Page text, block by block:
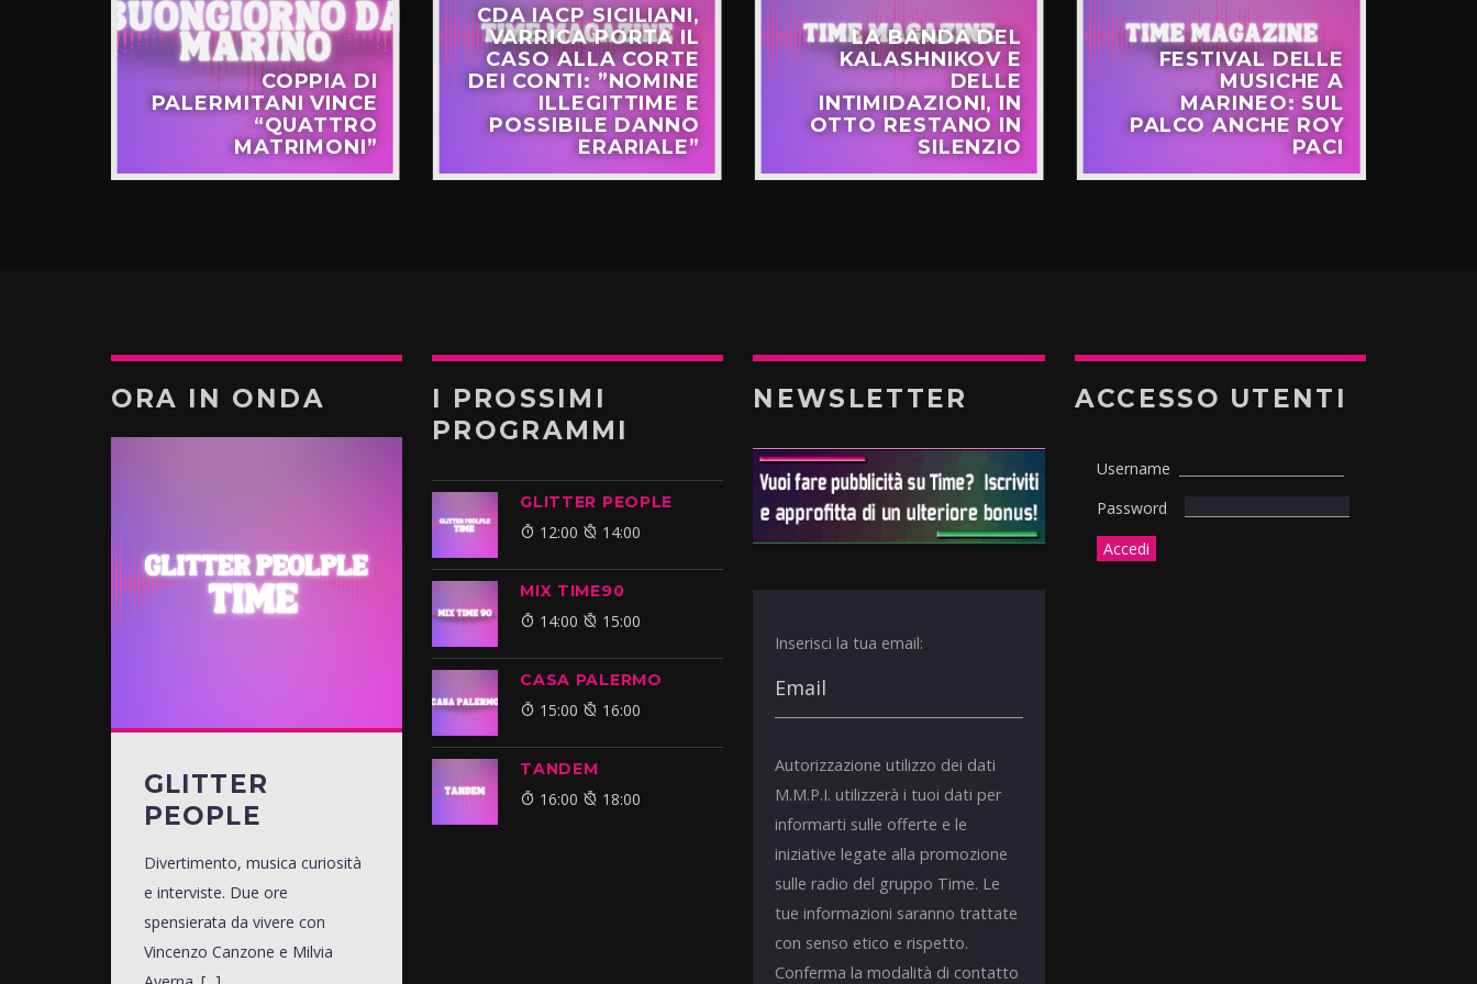
COPPIA DI
PALERMITANI VINCE
“QUATTRO
MATRIMONI”
CDA IACP SICILIANI,
VARRICA PORTA IL
CASO ALLA CORTE
DEI CONTI: ”NOMINE
ILLEGITTIME E
POSSIBILE DANNO
ERARIALE”
LA BANDA DEL
KALASHNIKOV E
DELLE
INTIMIDAZIONI, IN
OTTO RESTANO IN
SILENZIO
FESTIVAL DELLE
MUSICHE A
MARINEO: SUL
PALCO ANCHE ROY
PACI
ORA IN ONDA
GLITTER
PEOPLE
Divertimento, musica curiosità
e interviste. Due ore
spensierata da vivere con
Vincenzo Canzone e Milvia
I PROSSIMI
PROGRAMMI
GLITTER PEOPLE
12:00 14:00
MIX TIME90
14:00 15:00
CASA PALERMO
15:00 16:00
TANDEM
16:00 18:00
NEWSLETTER
Inserisci la tua email:
Autorizzazione utilizzo dei dati
M.M.P.I. utilizzerà i tuoi dati per
informarti sulle offerte e le
iniziative legate alla promozione
sulle radio del gruppo Time. Le
tue informazioni saranno trattate
con senso etico e rispetto.
Conferma la modalità di contatto
ACCESSO UTENTI
Username
Password